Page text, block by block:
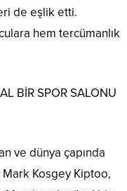
de eşlik etti.
hem tercümanlık
BİR SPOR SALONU
ve dünya çapında
Mark Kosgey Kiptoo,